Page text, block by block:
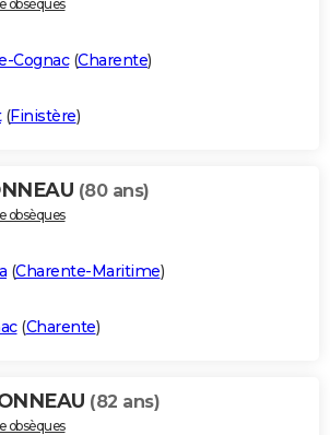
obsèques
Cognac(Charente)
(Finistère)
(80 ans)
obsèques
(Charente-Maritime)
(Charente)
(82 ans)
obsèques